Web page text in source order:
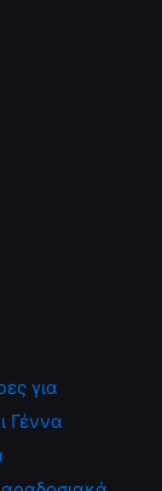
για
Γέννα